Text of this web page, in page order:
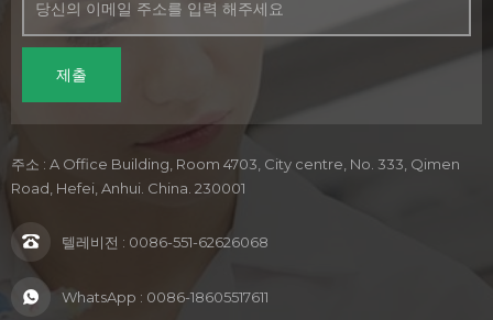
주소 : A Office Building, Room 4703, City centre, No. 333, Qimen
Road, Hefei, Anhui. China. 230001
텔레비전 : 0086-551-62626068
WhatsApp : 0086-18605517611